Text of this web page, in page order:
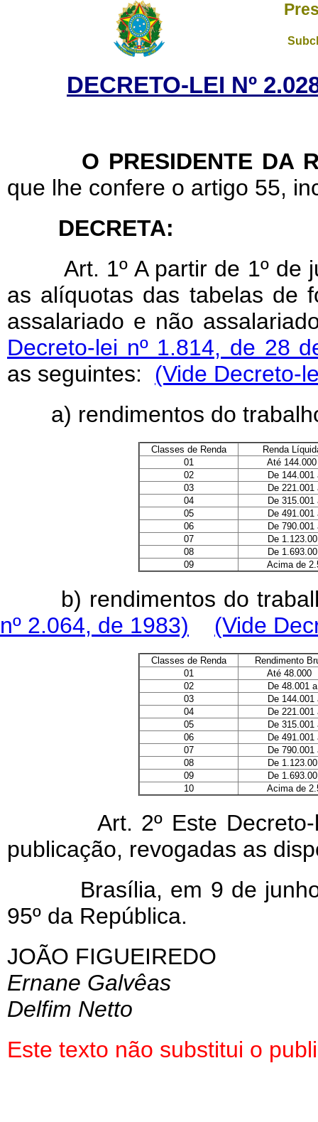
DECRETO-LEI Nº
O PRESIDENTE DA
que lhe confere o artigo 55,
DECRETA:
Art. 1º A partir de 1º
as alíquotas das tabelas de
assalariado e não
Decreto-lei nº 1.814, de 28
as seguintes: (Vide Decreto-
a) rendimentos do
Classes de Renda
Renda
01
Até 144.000
02
De 144.001 a
03
De 221.001 a
04
De 315.001 a
05
De 491.001 a
06
De 790.001 a
07
De 1.123.001
08
De 1.693.001
09
Acima de
b) rendimentos do
nº 2.064, de 1983)
(Vide
Classes de Renda
Rendimento
01
Até 48.000
02
De 48.001 a
03
De 144.001 a
04
De 221.001 a
05
De 315.001 a
06
De 491.001 a
07
De 790.001 a
08
De 1.123.001
09
De 1.693.001
10
Acima de
Art. 2º Este Decreto-lei
publicação, revogadas as
Brasília, em 9 de junho
95º da República.
JOÃO FIGUEIREDO
Ernane Galvêas
Delfim Netto
Este texto não substitui o